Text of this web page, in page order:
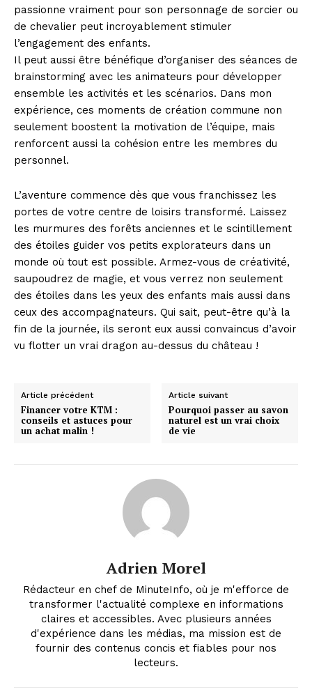
News Week
Magazine PRO
SUBSCRIBE NOW
Company
About
Contact us
Subscription Plans
My account
passionne vraiment pour son personnage de sorcier ou
de chevalier peut incroyablement stimuler
l’engagement des enfants.
Il peut aussi être bénéfique d’organiser des séances de
brainstorming avec les animateurs pour développer
ensemble les activités et les scénarios. Dans mon
expérience, ces moments de création commune non
seulement boostent la motivation de l’équipe, mais
renforcent aussi la cohésion entre les membres du
personnel.
L’aventure commence dès que vous franchissez les
portes de votre centre de loisirs transformé. Laissez
les murmures des forêts anciennes et le scintillement
des étoiles guider vos petits explorateurs dans un
monde où tout est possible. Armez-vous de créativité,
saupoudrez de magie, et vous verrez non seulement
des étoiles dans les yeux des enfants mais aussi dans
ceux des accompagnateurs. Qui sait, peut-être qu’à la
fin de la journée, ils seront eux aussi convaincus d’avoir
vu flotter un vrai dragon au-dessus du château !
Article précédent
Financer votre KTM :
conseils et astuces pour
un achat malin !
Article suivant
Pourquoi passer au savon
naturel est un vrai choix
de vie
Adrien Morel
Rédacteur en chef de MinuteInfo, où je m'efforce de
transformer l'actualité complexe en informations
claires et accessibles. Avec plusieurs années
d'expérience dans les médias, ma mission est de
fournir des contenus concis et fiables pour nos
lecteurs.